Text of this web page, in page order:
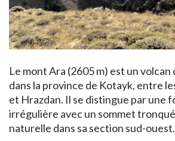
Le mont Ara (2605 m) est un
dans la province de Kotayk, entre
et Hrazdan. Il se distingue par une
irrégulière avec un sommet
naturelle dans sa section sud-ouest.